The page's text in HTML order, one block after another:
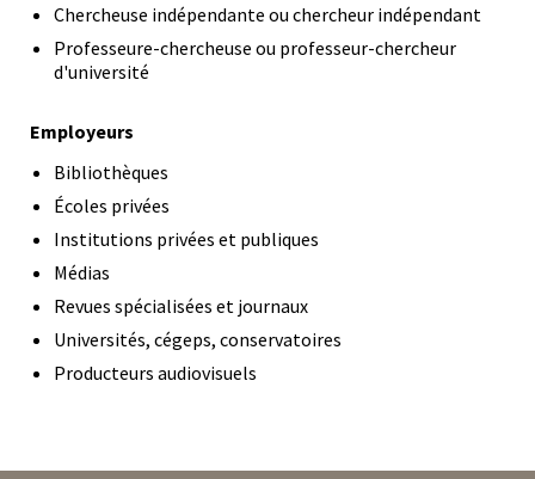
Chercheuse indépendante ou chercheur indépendant
Professeure-chercheuse ou professeur-chercheur
d'université
Employeurs
Bibliothèques
Écoles privées
Institutions privées et publiques
Médias
Revues spécialisées et journaux
Universités, cégeps, conservatoires
Producteurs audiovisuels